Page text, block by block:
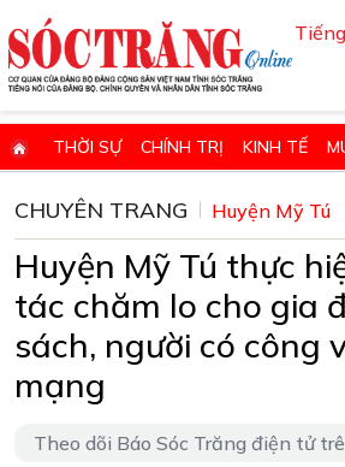
THỜI SỰ CHÍNH TRỊ KINH TẾ
GIÁO DỤC - KHOA HỌC &
QUỐC PHÒNG - AN NINH QUỐC TẾ
VĂN HÓA - THỂ THAO - DU LỊCH
ĐIỂM BÁO - TIN VẮN ĐỊA PHƯƠNG
THÔNG BÁO - QUẢNG CÁO
CHUYÊN TRANG Huyện Mỹ Tú
Huyện Mỹ Tú thực
tác chăm lo cho gia
sách, người có công
mạng
Theo dõi Báo Sóc Trăng điện tử